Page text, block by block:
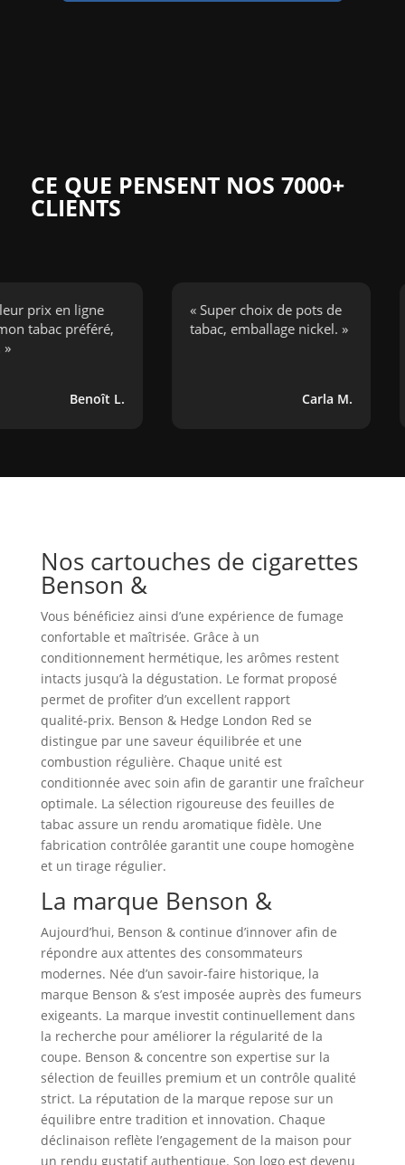
CE QUE PENSENT NOS 7000+
CLIENTS
en ligne
préféré,
Benoît L.
« Super choix de pots de
tabac, emballage nickel. »
Carla M.
Nos cartouches de cigarettes
Benson &
Vous bénéficiez ainsi d’une expérience de fumage
confortable et maîtrisée. Grâce à un
conditionnement hermétique, les arômes restent
intacts jusqu’à la dégustation. Le format proposé
permet de profiter d’un excellent rapport
qualité‑prix. Benson & Hedge London Red se
distingue par une saveur équilibrée et une
combustion régulière. Chaque unité est
conditionnée avec soin afin de garantir une fraîcheur
optimale. La sélection rigoureuse des feuilles de
tabac assure un rendu aromatique fidèle. Une
fabrication contrôlée garantit une coupe homogène
et un tirage régulier.
La marque Benson &
Aujourd’hui, Benson & continue d’innover afin de
répondre aux attentes des consommateurs
modernes. Née d’un savoir‑faire historique, la
marque Benson & s’est imposée auprès des fumeurs
exigeants. La marque investit continuellement dans
la recherche pour améliorer la régularité de la
coupe. Benson & concentre son expertise sur la
sélection de feuilles premium et un contrôle qualité
strict. La réputation de la marque repose sur un
équilibre entre tradition et innovation. Chaque
déclinaison reflète l’engagement de la maison pour
un rendu gustatif authentique. Son logo est devenu